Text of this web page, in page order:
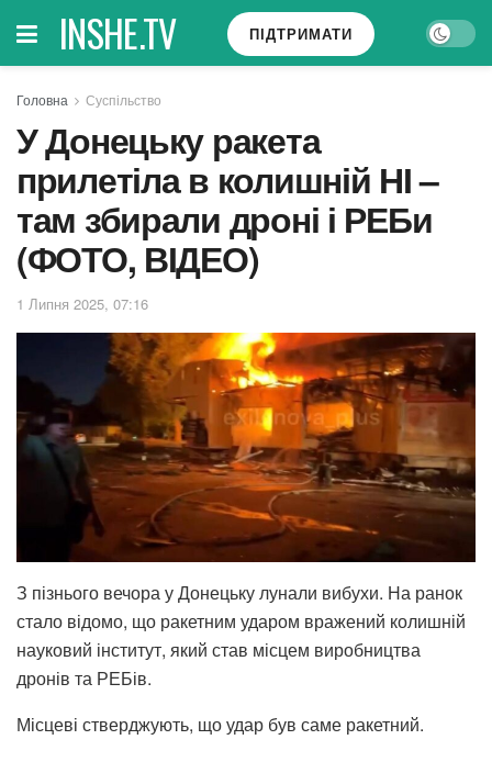
INSHE.TV ПІДТРИМАТИ
Головна Суспільство
У Донецьку ракета
прилетіла в колишній НІ –
там збирали дроні і РЕБи
(ФОТО, ВІДЕО)
1 Липня 2025, 07:16
З пізнього вечора у Донецьку лунали вибухи. На ранок
стало відомо, що ракетним ударом вражений колишній
науковий інститут, який став місцем виробництва
дронів та РЕБів.
Місцеві стверджують, що удар був саме ракетний.